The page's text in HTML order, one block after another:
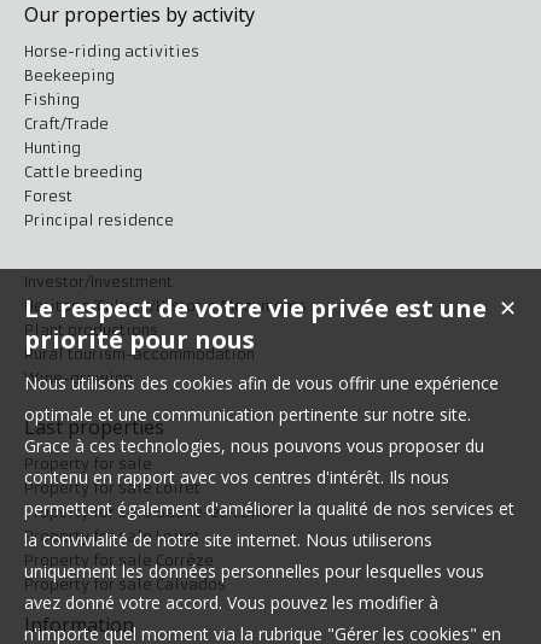
Our properties by activity
Horse-riding activities
Beekeeping
Fishing
Craft/Trade
Hunting
Cattle breeding
Forest
Principal residence
Investor/Investment
Heritage/Culture/Historic Monuments
Plant productions
Rural tourism-accommodation
Wine-growing
Last properties
Property for sale
Property for sale Loiret
Property for sale Saône-et-Loire
Property for sale Loiret
Property for sale Corrèze
Property for sale Calvados
Information
✕
Le respect de votre vie privée est une
priorité pour nous
Nous utilisons des cookies afin de vous offrir une expérience
optimale et une communication pertinente sur notre site.
Grace à ces technologies, nous pouvons vous proposer du
contenu en rapport avec vos centres d'intérêt. Ils nous
permettent également d'améliorer la qualité de nos services et
la convivialité de notre site internet. Nous utiliserons
uniquement les données personnelles pour lesquelles vous
avez donné votre accord. Vous pouvez les modifier à
n'importe quel moment via la rubrique "Gérer les cookies" en